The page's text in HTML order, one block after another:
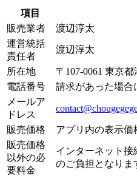
項目
販売業者
渡辺淳太
運営統括
責任者
渡辺淳太
所在地
〒107-0061 東京
電話番号
請求があった場合
メールア
ドレス
販売価格
アプリ内の表示価
販売価格
以外の必
要料金
インターネット接
のご負担となりま